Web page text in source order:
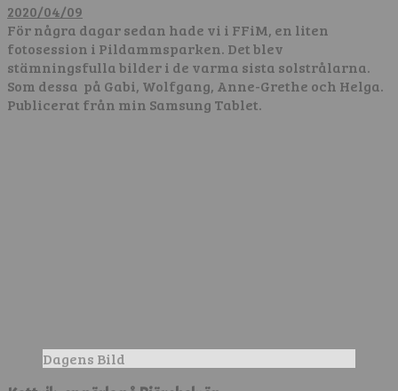
2020/04/09
För några dagar sedan hade vi i FFiM, en liten
fotosession i Pildammsparken. Det blev
stämningsfulla bilder i de varma sista solstrålarna.
Som dessa på Gabi, Wolfgang, Anne-Grethe och Helga.
Publicerat från min Samsung Tablet.
Dagens Bild